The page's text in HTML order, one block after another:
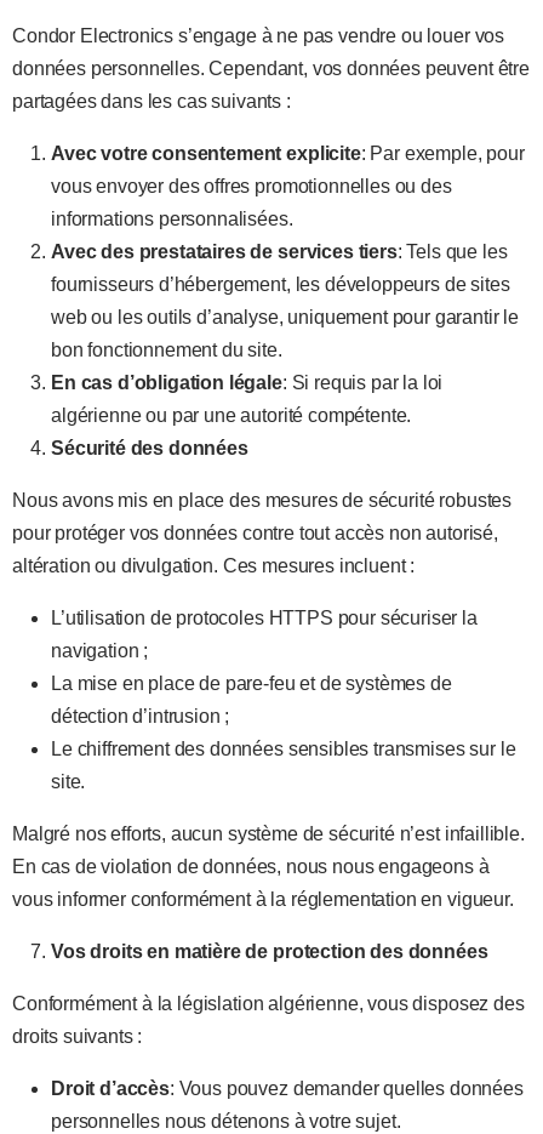
Condor Electronics s’engage à ne pas vendre ou louer vos
données personnelles. Cependant, vos données peuvent être
partagées dans les cas suivants :
Avec votre consentement explicite: Par exemple, pour
vous envoyer des offres promotionnelles ou des
informations personnalisées.
Avec des prestataires de services tiers: Tels que les
fournisseurs d’hébergement, les développeurs de sites
web ou les outils d’analyse, uniquement pour garantir le
bon fonctionnement du site.
En cas d’obligation légale: Si requis par la loi
algérienne ou par une autorité compétente.
Sécurité des données
Nous avons mis en place des mesures de sécurité robustes
pour protéger vos données contre tout accès non autorisé,
altération ou divulgation. Ces mesures incluent :
L’utilisation de protocoles HTTPS pour sécuriser la
navigation ;
La mise en place de pare-feu et de systèmes de
détection d’intrusion ;
Le chiffrement des données sensibles transmises sur le
site.
Malgré nos efforts, aucun système de sécurité n’est infaillible.
En cas de violation de données, nous nous engageons à
vous informer conformément à la réglementation en vigueur.
Vos droits en matière de protection des données
Conformément à la législation algérienne, vous disposez des
droits suivants :
Droit d’accès: Vous pouvez demander quelles données
personnelles nous détenons à votre sujet.